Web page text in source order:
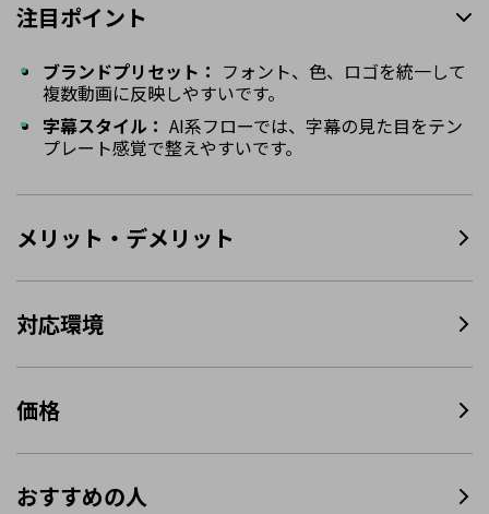
注目ポイント
ブランドプリセット： フォント、色、ロゴを統一して
複数動画に反映しやすいです。
字幕スタイル： AI系フローでは、字幕の見た目をテン
プレート感覚で整えやすいです。
メリット・デメリット
対応環境
価格
おすすめの人